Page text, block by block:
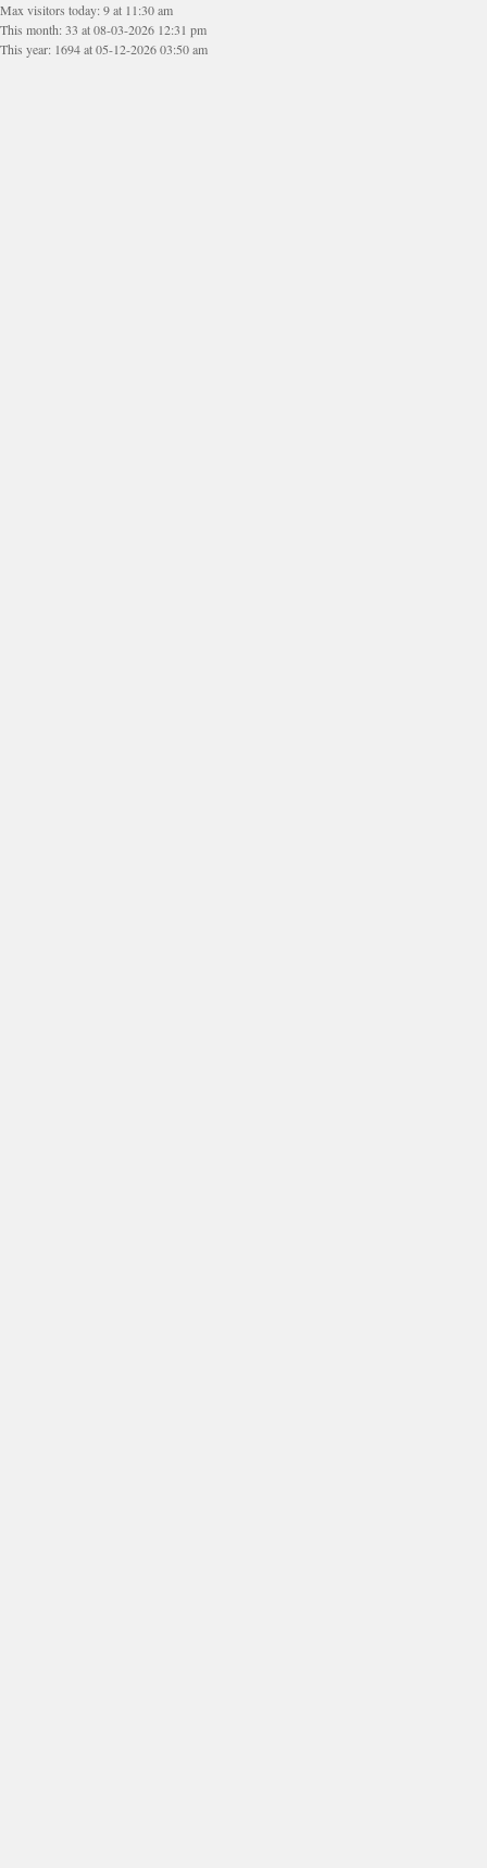
Max visitors today: 9 at 11:30 am
This month: 33 at 08-03-2026 12:31 pm
This year: 1694 at 05-12-2026 03:50 am